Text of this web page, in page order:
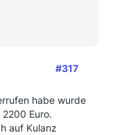
#317
habe wurde
Euro.
auf Kulanz